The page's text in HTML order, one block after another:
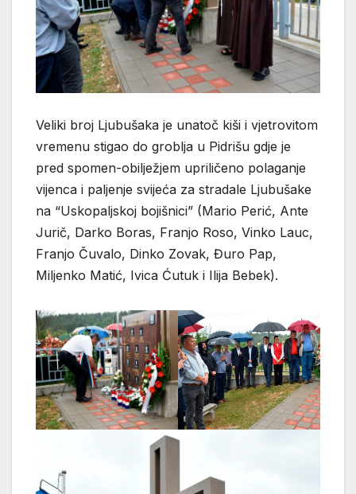
Veliki broj Ljubušaka je unatoč kiši i vjetrovitom
vremenu stigao do groblja u Pidrišu gdje je
pred spomen-obilježjem upriličeno polaganje
vijenca i paljenje svijeća za stradale Ljubušake
na “Uskopaljskoj bojišnici” (Mario Perić, Ante
Jurič, Darko Boras, Franjo Roso, Vinko Lauc,
Franjo Čuvalo, Dinko Zovak, Đuro Pap,
Miljenko Matić, Ivica Ćutuk i Ilija Bebek).